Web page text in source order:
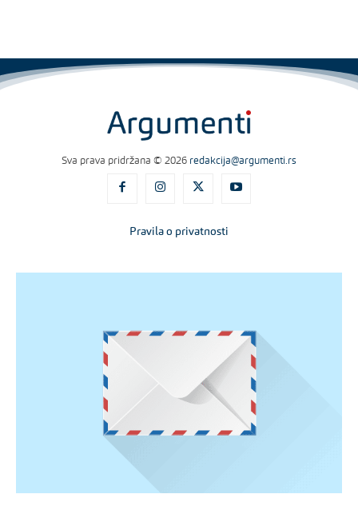
Sva prava pridržana © 2026 redakcija@argumenti.rs
Pravila o privatnosti